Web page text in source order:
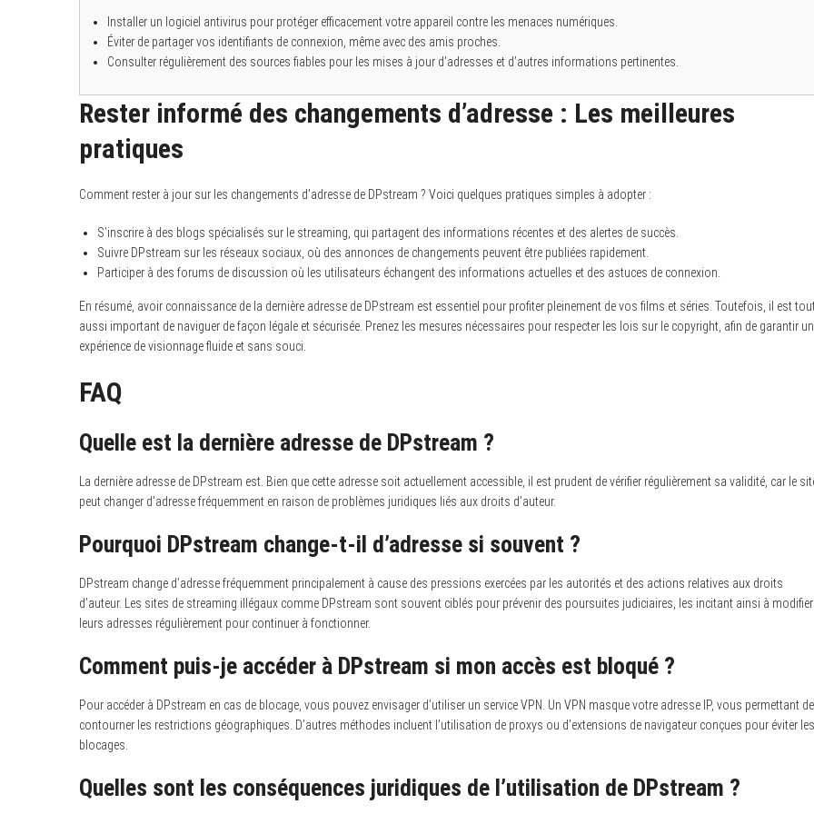
Installer un logiciel antivirus pour protéger efficacement votre appareil contre les menaces numériques.
Éviter de partager vos identifiants de connexion, même avec des amis proches.
Consulter régulièrement des sources fiables pour les mises à jour d’adresses et d’autres informations pertinentes.
Rester informé des changements d’adresse : Les meilleures
pratiques
Comment rester à jour sur les changements d’adresse de DPstream ? Voici quelques pratiques simples à adopter :
S’inscrire à des blogs spécialisés sur le streaming, qui partagent des informations récentes et des alertes de succès.
Suivre DPstream sur les réseaux sociaux, où des annonces de changements peuvent être publiées rapidement.
Participer à des forums de discussion où les utilisateurs échangent des informations actuelles et des astuces de connexion.
En résumé, avoir connaissance de la dernière adresse de DPstream est essentiel pour profiter pleinement de vos films et séries. Toutefois, il est
aussi important de naviguer de façon légale et sécurisée. Prenez les mesures nécessaires pour respecter les lois sur le copyright, afin de garantir
expérience de visionnage fluide et sans souci.
FAQ
Quelle est la dernière adresse de DPstream ?
La dernière adresse de DPstream est. Bien que cette adresse soit actuellement accessible, il est prudent de vérifier régulièrement sa validité, car le
peut changer d’adresse fréquemment en raison de problèmes juridiques liés aux droits d’auteur.
Pourquoi DPstream change-t-il d’adresse si souvent ?
DPstream change d’adresse fréquemment principalement à cause des pressions exercées par les autorités et des actions relatives aux droits
d’auteur. Les sites de streaming illégaux comme DPstream sont souvent ciblés pour prévenir des poursuites judiciaires, les incitant ainsi à modifier
leurs adresses régulièrement pour continuer à fonctionner.
Comment puis-je accéder à DPstream si mon accès est bloqué ?
Pour accéder à DPstream en cas de blocage, vous pouvez envisager d’utiliser un service VPN. Un VPN masque votre adresse IP, vous permettant de
contourner les restrictions géographiques. D’autres méthodes incluent l’utilisation de proxys ou d’extensions de navigateur conçues pour éviter les
blocages.
Quelles sont les conséquences juridiques de l’utilisation de DPstream ?